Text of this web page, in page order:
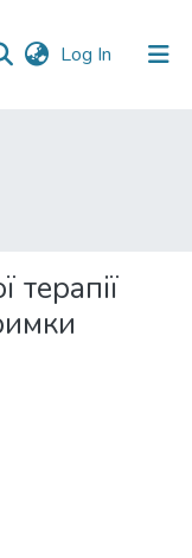
Log In (current)
терапії